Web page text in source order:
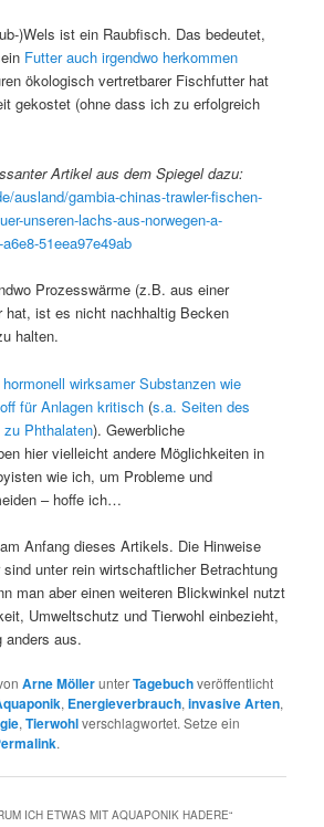
)Wels ist ein Raubfisch. Das bedeutet,
Futter auch irgendwo herkommen
ökologisch vertretbarer Fischfutter hat
gekostet (ohne dass ich zu erfolgreich
Artikel aus dem Spiegel dazu:
ausland/gambia-chinas-trawler-fischen-
unseren-lachs-aus-norwegen-a-
51eea97e49ab
Prozesswärme (z.B. aus einer
hat, ist es nicht nachhaltig Becken
halten.
wirksamer Substanzen wie
für Anlagen kritisch (s.a. Seiten des
Phthalaten). Gewerbliche
hier vielleicht andere Möglichkeiten in
wie ich, um Probleme und
– hoffe ich…
Anfang dieses Artikels. Die Hinweise
unter rein wirtschaftlicher Betrachtung
man aber einen weiteren Blickwinkel nutzt
Umweltschutz und Tierwohl einbezieht,
anders aus.
Arne MöllerunterTagebuchveröffentlicht
, Energieverbrauch,invasive Arten,
,Tierwohlverschlagwortet. Setze ein
.
ICH ETWAS MIT AQUAPONIK HADERE“